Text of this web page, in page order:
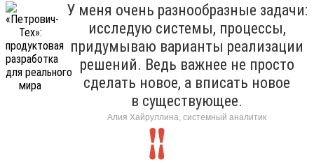
У меня очень разнообразные задачи:
исследую системы, процессы,
придумываю варианты реализации
решений. Ведь важнее не просто
сделать новое, а вписать новое
в существующее.
Алия Хайруллина, системный аналитик